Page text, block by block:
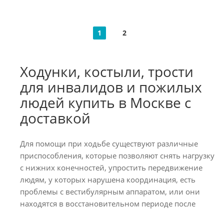
1 2
Ходунки, костыли, трости
для инвалидов и пожилых
людей купить в Москве с
доставкой
Для помощи при ходьбе существуют различные
приспособления, которые позволяют снять нагрузку
с нижних конечностей, упростить передвижение
людям, у которых нарушена координация, есть
проблемы с вестибулярным аппаратом, или они
находятся в восстановительном периоде после